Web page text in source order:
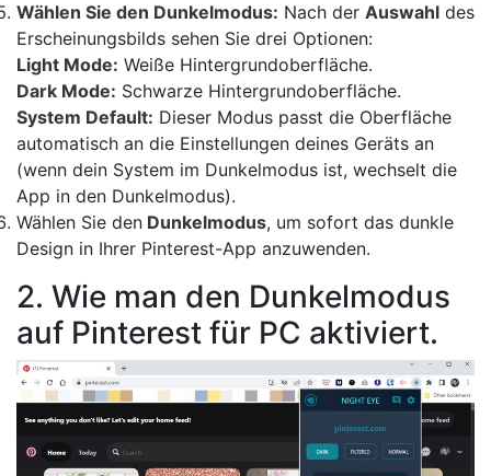
Wählen Sie den Dunkelmodus: Nach der Auswahl des
Erscheinungsbilds sehen Sie drei Optionen:
Light Mode: Weiße Hintergrundoberfläche.
Dark Mode: Schwarze Hintergrundoberfläche.
System Default: Dieser Modus passt die Oberfläche
automatisch an die Einstellungen deines Geräts an
(wenn dein System im Dunkelmodus ist, wechselt die
App in den Dunkelmodus).
Wählen Sie den Dunkelmodus, um sofort das dunkle
Design in Ihrer Pinterest-App anzuwenden.
2. Wie man den Dunkelmodus
auf Pinterest für PC aktiviert.